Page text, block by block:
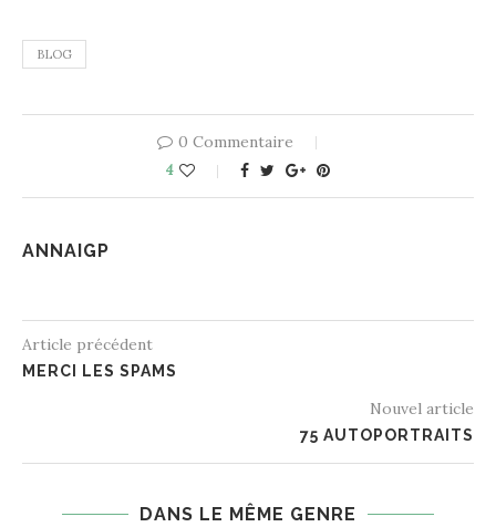
BLOG
0 Commentaire
4
ANNAIGP
Article précédent
MERCI LES SPAMS
Nouvel article
75 AUTOPORTRAITS
DANS LE MÊME GENRE